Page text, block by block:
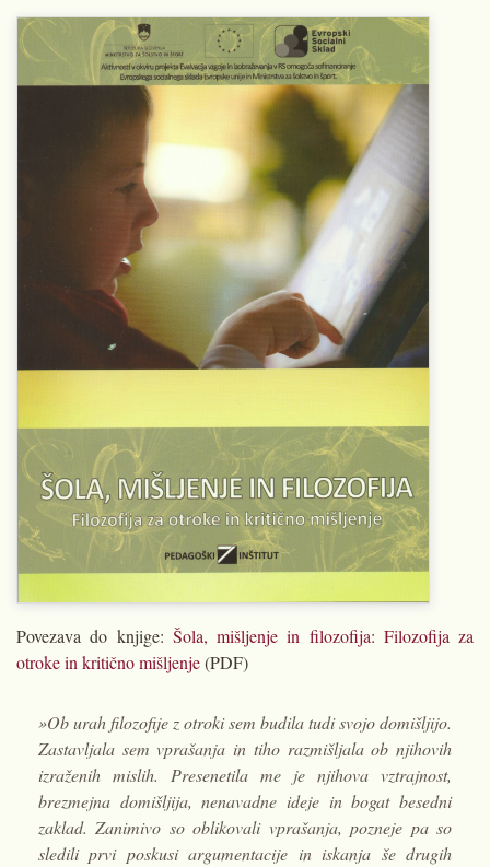
Povezava do knjige: Šola, mišljenje in filozofija: Filozofija za
otroke in kritično mišljenje(PDF)
»Ob urah filozofije z otroki sem budila tudi svojo domišljijo.
Zastavljala sem vprašanja in tiho razmišljala ob njihovih
izraženih mislih. Presenetila me je njihova vztrajnost,
brezmejna domišljija, nenavadne ideje in bogat besedni
zaklad. Zanimivo so oblikovali vprašanja, pozneje pa so
sledili prvi poskusi argumentacije in iskanja še drugih